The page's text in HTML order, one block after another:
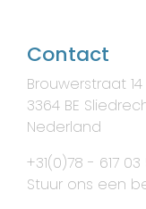
Contact
Brouwerstraat 14
3364 BE
Nederland
+31(0)78 - 617 03
Stuur ons een